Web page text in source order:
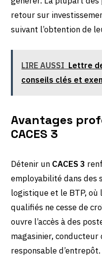
retour sur
suivant l’obtention de
LIRE AUSSI Lettre
conseils clés et
Avantages
CACES 3
Détenir un CACES 3
employabilité dans des
logistique et le BTP, où
qualifiés ne cesse de
ouvre l’accès à des
magasinier, conducteur
responsable d’entrepôt.